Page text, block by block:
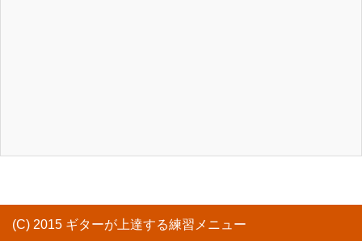
(C) 2015 ギターが上達する練習メニュー